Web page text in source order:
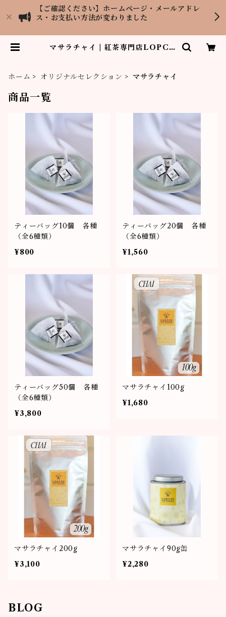
【ご確認ください】ホームページ・メールアドレ
ス・お支払い方法が変わりました
マサラチャイ | 紅茶専門店LOPCH
ホーム オリジナルセレクション マサラチャイ
商品一覧
ティーバッグ10個 各種
（全6種類）
¥800
ティーバッグ20個 各種
（全6種類）
¥1,560
ティーバッグ50個 各種
（全6種類）
¥3,800
マサラチャイ100g
¥1,680
マサラチャイ200g
¥3,100
マサラチャイ90g缶
¥2,280
BLOG